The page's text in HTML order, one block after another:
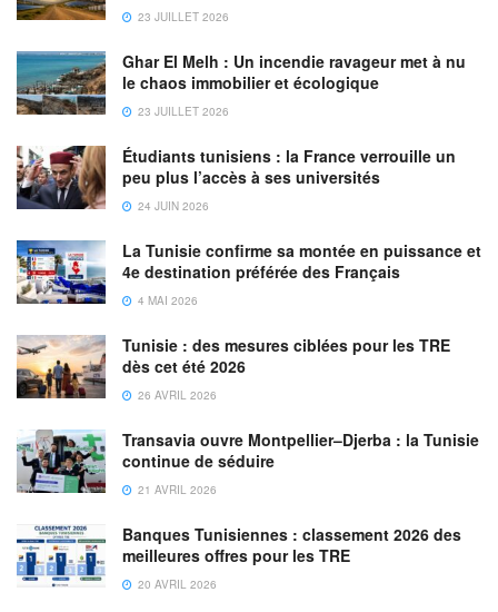
23 JUILLET 2026
Ghar El Melh : Un incendie ravageur met à nu
le chaos immobilier et écologique
23 JUILLET 2026
Étudiants tunisiens : la France verrouille un
peu plus l’accès à ses universités
24 JUIN 2026
La Tunisie confirme sa montée en puissance et
4e destination préférée des Français
4 MAI 2026
Tunisie : des mesures ciblées pour les TRE
dès cet été 2026
26 AVRIL 2026
Transavia ouvre Montpellier–Djerba : la Tunisie
continue de séduire
21 AVRIL 2026
Banques Tunisiennes : classement 2026 des
meilleures offres pour les TRE
20 AVRIL 2026